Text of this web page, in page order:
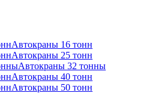
Автокраны 16 тонн
Автокраны 25 тонн
Автокраны 32 тонны
Автокраны 40 тонн
Автокраны 50 тонн